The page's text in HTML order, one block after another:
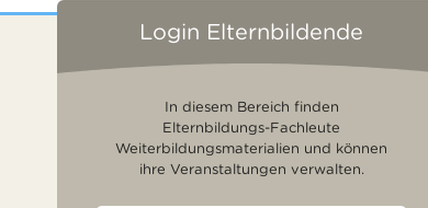
Login Elternbildende
In diesem Bereich finden
Elternbildungs-Fachleute
Weiterbildungsmaterialien und können
ihre Veranstaltungen verwalten.